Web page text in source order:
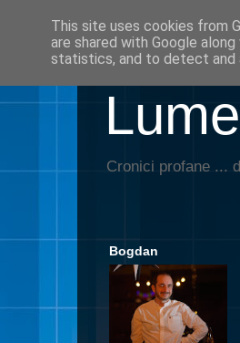
Cronici profane ...
Bogdan
This site uses cookies from
are shared with Google
statistics, and to detect and